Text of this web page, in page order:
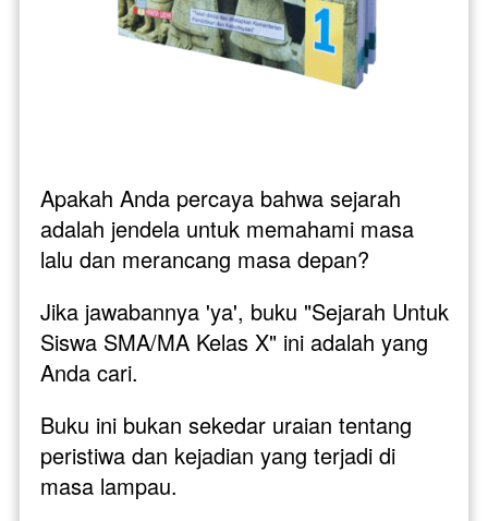
Apakah Anda percaya bahwa sejarah
adalah jendela untuk memahami masa
lalu dan merancang masa depan?
Jika jawabannya 'ya', buku "Sejarah Untuk
Siswa SMA/MA Kelas X" ini adalah yang
Anda cari.
Buku ini bukan sekedar uraian tentang
peristiwa dan kejadian yang terjadi di
masa lampau.